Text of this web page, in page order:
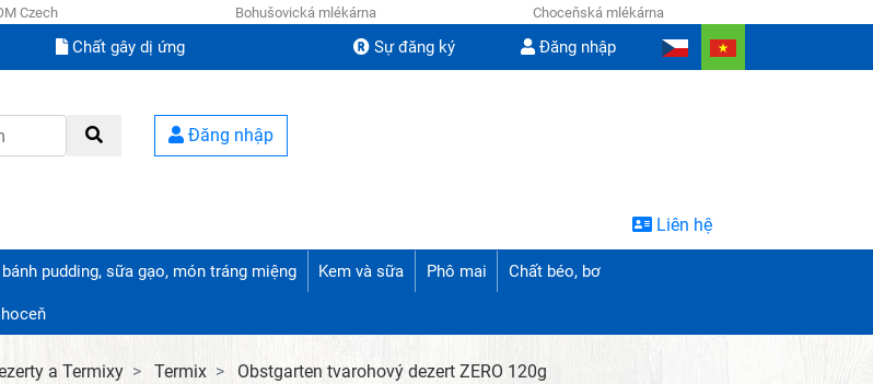
Czech Bohušovická mlékárna Choceňská mlékárna
Chất gây dị ứng Sự đăng ký Đăng nhập
Đăng nhập
Liên hệ
bánh pudding, sữa gạo, món tráng miệng Kem và sữa Phô mai Chất béo, bơ
a Termixy Termix Obstgarten tvarohový dezert ZERO 120g